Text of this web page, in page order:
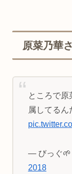
原菜乃華
ところで原
属してるん
— びっぐ🌱
2018